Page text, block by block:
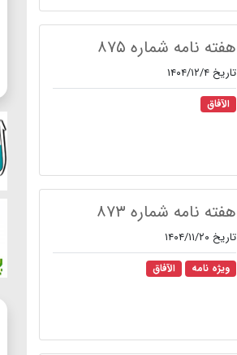
هفته نامه شماره ۸۷۵
تاریخ ۱۴۰۴/۱۲/۴
الآفاق
هفته نامه شماره ۸۷۳
تاریخ ۱۴۰۴/۱۱/۲۰
ویژه نامه الآفاق